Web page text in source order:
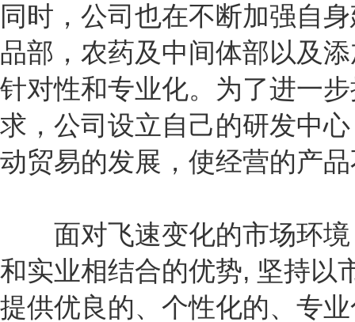
同时，公司也在不断加强自
品部，农药及中间体部以及
针对性和专业化。为了进一
求，公司设立自己的研发中
动贸易的发展，使经营的产
面对飞速变化的市场环境
和实业相结合的优势, 坚持以
提供优良的、个性化的、专